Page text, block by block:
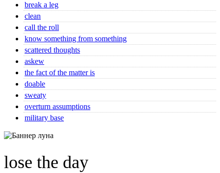
break a leg
clean
call the roll
know something from something
scattered thoughts
askew
the fact of the matter is
doable
sweaty
overturn assumptions
military base
lose the day